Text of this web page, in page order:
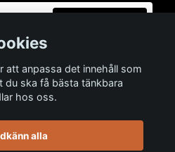
att anpassa det innehåll som
ska få bästa tänkbara
hos oss.
alla